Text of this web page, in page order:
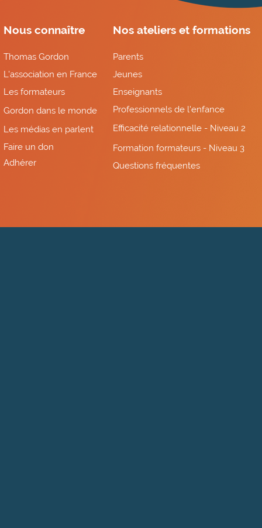
Nos ateliers et formations
Parents
Jeunes
Enseignants
Professionnels de l'enfance
Efficacité relationnelle - Niveau 2
Formation formateurs - Niveau 3
Questions fréquentes
Nous connaître
Thomas Gordon
L'association en France
Les formateurs
Gordon dans le monde
Les médias en parlent
Adhérer
Faire un don